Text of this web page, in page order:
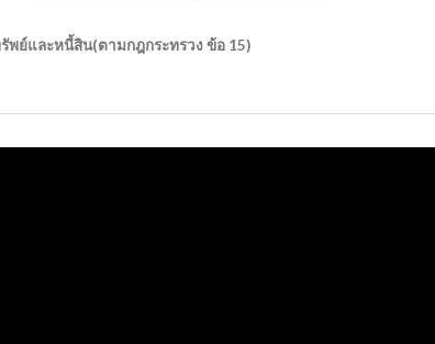
พย์และหนี้สิน(ตามกฎกระทรวง ข้อ 15)